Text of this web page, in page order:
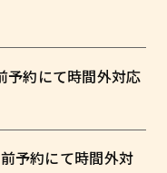
予約にて時間外対応
予約にて時間外対